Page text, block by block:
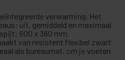
verwarming. Het
uit, gemiddeld en maximaal
600 x 360 mm.
van resistent flexibel zwart
als bureaumat, om je voeten